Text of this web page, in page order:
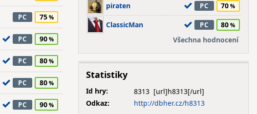
PC 75
PC 90
PC 80
PC 80
PC 90
piraten PC 70
ClassicMan PC
80
Všechna hodnocení
Statistiky
Id hry:
8313
Odkaz:
http://dbher.cz/h8313